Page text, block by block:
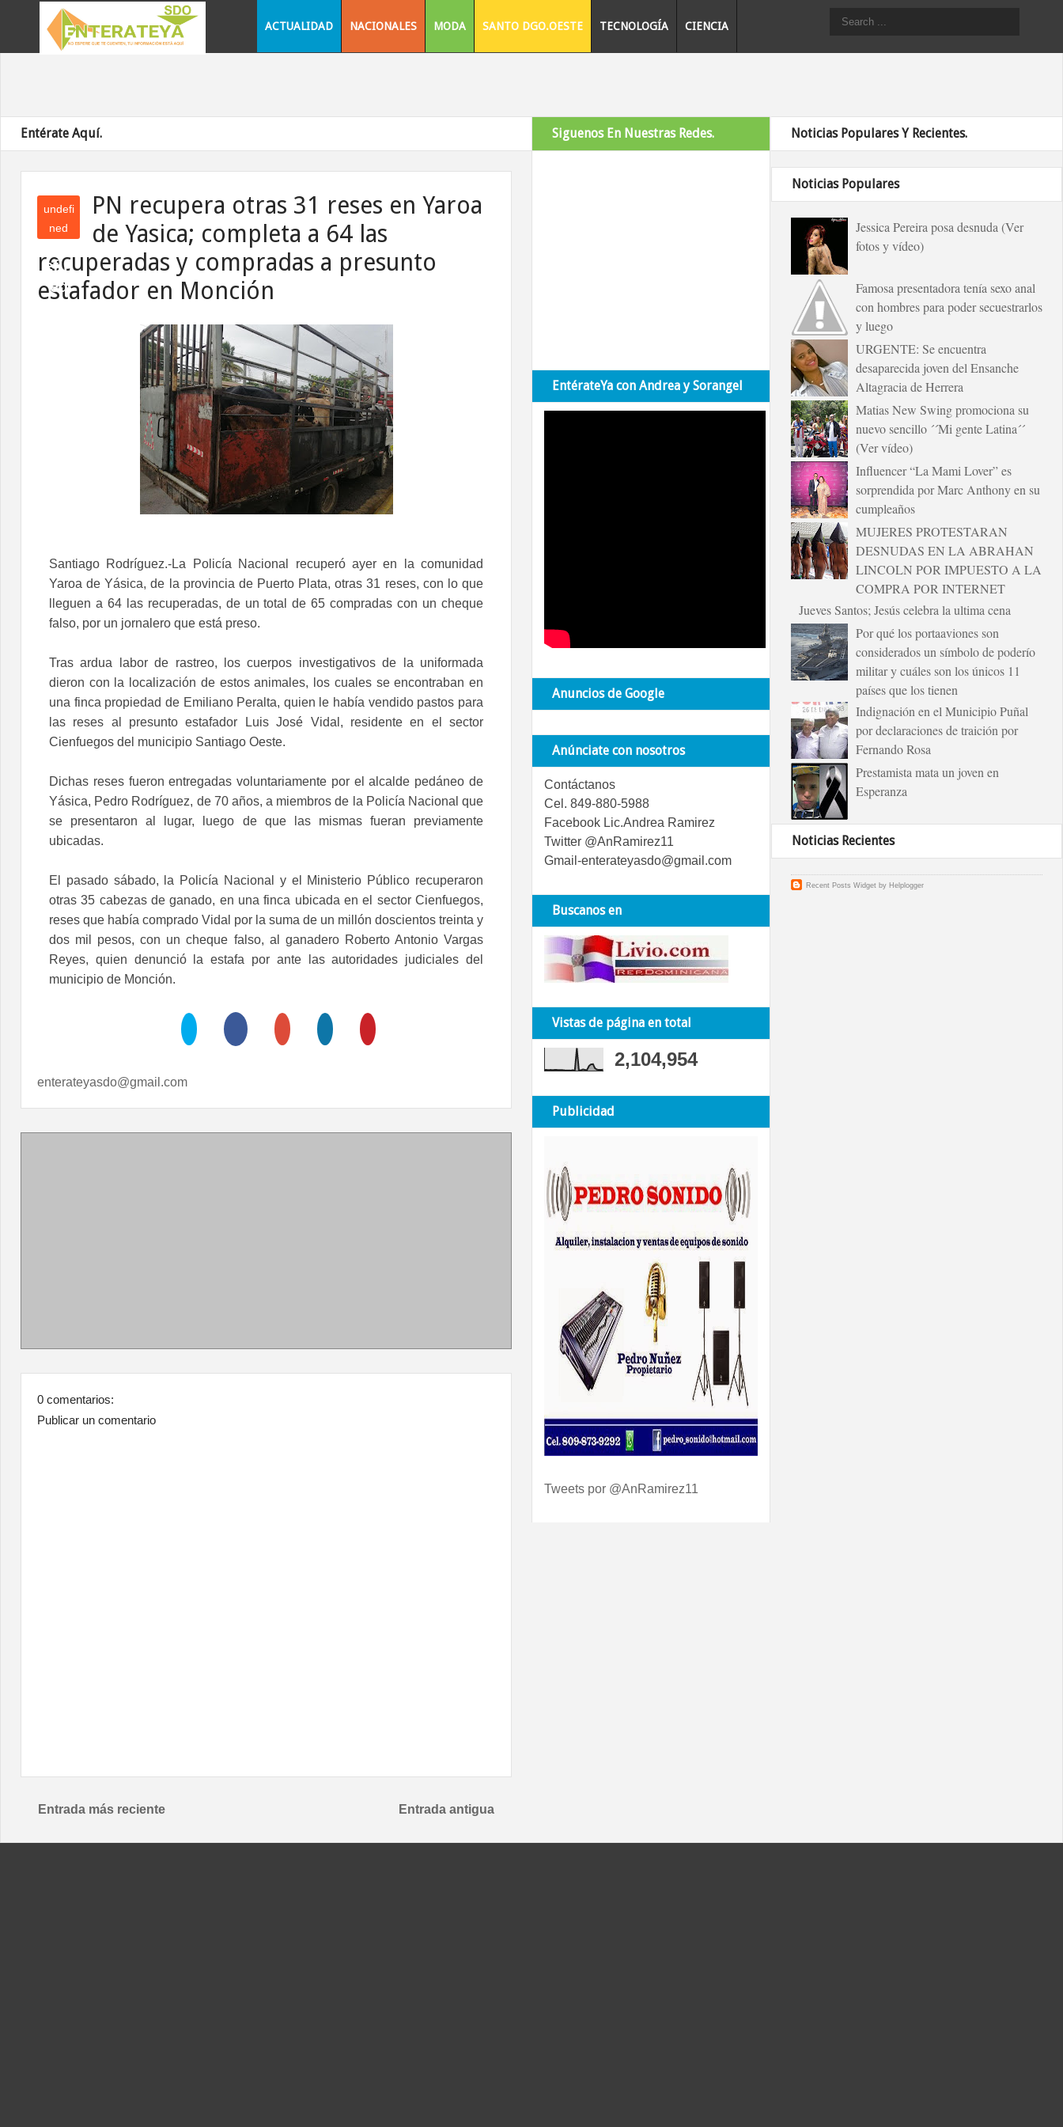
ACTUALIDAD NACIONALES MODA SANTO DGO.OESTE TECNOLOGÍA CIENCIA
Entérate Aquí.
undefi
ned
efin
ed
PN recupera otras 31 reses en Yaroa
de Yasica; completa a 64 las
recuperadas y compradas a presunto
estafador en Monción
Santiago Rodríguez.-La Policía Nacional recuperó ayer en la comunidad
Yaroa de Yásica, de la provincia de Puerto Plata, otras 31 reses, con lo que
lleguen a 64 las recuperadas, de un total de 65 compradas con un cheque
falso, por un jornalero que está preso.
Tras ardua labor de rastreo, los cuerpos investigativos de la uniformada
dieron con la localización de estos animales, los cuales se encontraban en
una finca propiedad de Emiliano Peralta, quien le había vendido pastos para
las reses al presunto estafador Luis José Vidal, residente en el sector
Cienfuegos del municipio Santiago Oeste.
Dichas reses fueron entregadas voluntariamente por el alcalde pedáneo de
Yásica, Pedro Rodríguez, de 70 años, a miembros de la Policía Nacional que
se presentaron al lugar, luego de que las mismas fueran previamente
ubicadas.
El pasado sábado, la Policía Nacional y el Ministerio Público recuperaron
otras 35 cabezas de ganado, en una finca ubicada en el sector Cienfuegos,
reses que había comprado Vidal por la suma de un millón doscientos treinta y
dos mil pesos, con un cheque falso, al ganadero Roberto Antonio Vargas
Reyes, quien denunció la estafa por ante las autoridades judiciales del
municipio de Monción.
enterateyasdo@gmail.com
0 comentarios:
Publicar un comentario
Entrada más reciente Entrada antigua
Siguenos En Nuestras Redes.
EntérateYa con Andrea y Sorangel
Anuncios de Google
Anúnciate con nosotros
Contáctanos
Cel. 849-880-5988
Facebook Lic.Andrea Ramirez
Twitter @AnRamirez11
Gmail-enterateyasdo@gmail.com
Buscanos en
Vistas de página en total
2,104,954
Publicidad
Tweets por @AnRamirez11
Noticias Populares Y Recientes.
Noticias Populares
Jessica Pereira posa desnuda (Ver
fotos y vídeo)
Famosa presentadora tenía sexo anal
con hombres para poder secuestrarlos
y luego
URGENTE: Se encuentra
desaparecida joven del Ensanche
Altagracia de Herrera
Matias New Swing promociona su
nuevo sencillo ´´Mi gente Latina´´
(Ver vídeo)
Influencer “La Mami Lover” es
sorprendida por Marc Anthony en su
cumpleaños
MUJERES PROTESTARAN
DESNUDAS EN LA ABRAHAN
LINCOLN POR IMPUESTO A LA
COMPRA POR INTERNET
Jueves Santos; Jesús celebra la ultima cena
Por qué los portaaviones son
considerados un símbolo de poderío
militar y cuáles son los únicos 11
países que los tienen
Indignación en el Municipio Puñal
por declaraciones de traición por
Fernando Rosa
Prestamista mata un joven en
Esperanza
Noticias Recientes
Recent Posts Widgetby Helplogger